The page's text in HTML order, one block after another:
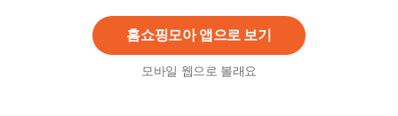
홈쇼핑모아 앱으로 보기
모바일 웹으로 볼래요
8%41,860원